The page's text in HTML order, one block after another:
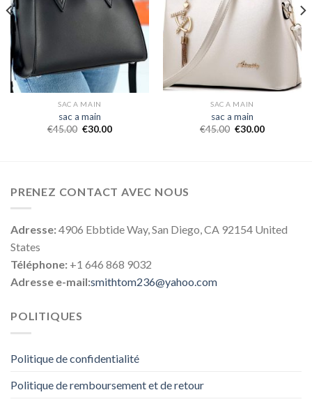
SAC A MAIN
sac a main
€45.00 €30.00
SAC A MAIN
sac a main
€45.00 €30.00
PRENEZ CONTACT AVEC NOUS
Adresse:4906 Ebbtide Way, San Diego, CA 92154 United
States
Téléphone: +1 646 868 9032
Adresse e-mail:smithtom236@yahoo.com
POLITIQUES
Politique de confidentialité
Politique de remboursement et de retour